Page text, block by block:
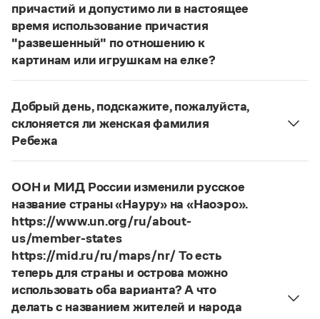
Статьи
Монологи
Интервью
Лекции и подкасты
Рекомендуем
Учебник Грамоты
Интерактивные упражнения: от простого к сложному
Издательство
Словари
Научпоп
Учебники и справочники
Все книги
причастий и допустимо ли в настоящее
время использование причастия
"развешенный" по отношению к
картинам или игрушкам на елке?
Нашответ2014 года по-прежнему актуален.
то игнорируют рекомендации нормативных
словарей русского языка, в которых указан глагол
развесить
развешенный) со значением «повесить в разных
местах (несколько, много предметов)». Ср.:
знаю, что на стенах своей квартиры вы развесили
разные географические карты.
Бретер. И эти карты, безусловно, развешены.
Страница ответа
Добрый день, подскажите, пожалуйста,
склоняется ли женская фамилия
Ребежа
ФамилияРебежасклоняется (и мужская, и
Страница ответа
ООН и МИД России изменили русское
название страны «Науру» на «Наоэро».
https://www.un.org/ru/about-
us/member-states
https://mid.ru/ru/maps/nr/ То есть
теперь для страны и острова можно
использовать оба варианта? А что
делать с названием жителей и народа